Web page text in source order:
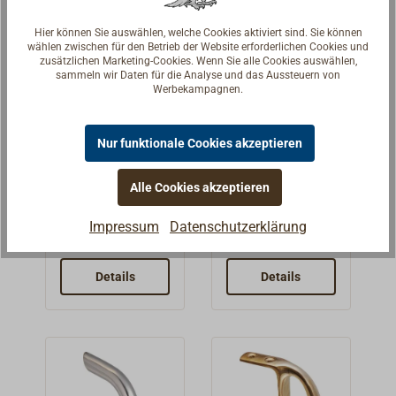
Verfügung. Bitte
beachten Sie
unsere
passenden
Befestigungsboh
rungen (5
mm).Der
Rohrdurchmesse
die lichte Höhe
ist 45 mm.
Truhengriff
geeignet.Messin
gguss,
Oberfläche
verchromt.
Buggriff
gerade
Messing oder
verchromt
FORESTI
Schwerer Halte-
oder Handgriff
Messingguss.
Verwendbar für
verschiedene
Außenbereich.
Die Befestigung
33,90 € *
Details
Befestigungs
platten für
Handlauf
Edelstahl
Für unsere
Handläufe aus
Edelstahl mit
45°- und 90°-
Rohrbogen
stehen ovale
Verfügung.A4 -
Edelstahl (AISI
16,50 € *
Details
Hier können Sie auswählen, welche Cookies aktiviert sind. Sie können
wählen zwischen für den Betrieb der Website erforderlichen Cookies und
zusätzlichen Marketing-Cookies. Wenn Sie alle Cookies auswählen,
sammeln wir Daten für die Analyse und das Aussteuern von
Werbekampagnen.
Nur funktionale Cookies akzeptieren
Alle Cookies akzeptieren
Impressum Datenschutzerklärung